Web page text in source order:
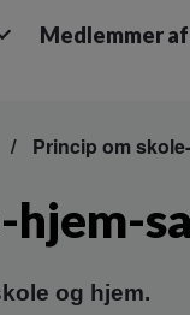
Medlemmer
Princip om
hjem-
og hjem.